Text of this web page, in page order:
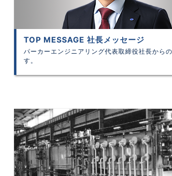
TOP MESSAGE 社長メッセージ
パーカーエンジニアリング代表取締役社長から
す。